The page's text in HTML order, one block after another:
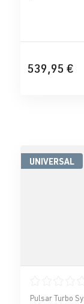
539,95 €
UNIVERSAL
Calificación
Pulsar Turbo